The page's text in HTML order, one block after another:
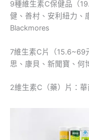
9種維生素C保健品（
健、善村、安利紐力、
Blackmores
7維生素C片（15.6~69
思、康貝、新聞寶、何
2維生素C（藥）片：